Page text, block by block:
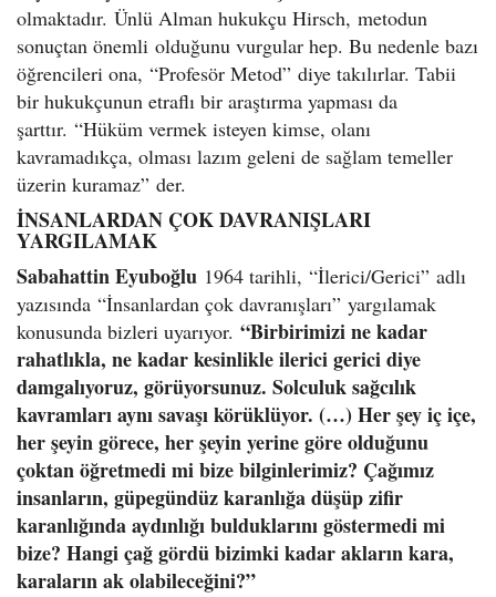
olmaktadır. Ünlü Alman hukukçu Hirsch, metodun
sonuçtan önemli olduğunu vurgular hep. Bu nedenle bazı
öğrencileri ona, “Profesör Metod” diye takılırlar. Tabii
bir hukukçunun etraflı bir araştırma yapması da
şarttır. “Hüküm vermek isteyen kimse, olanı
kavramadıkça, olması lazım geleni de sağlam temeller
üzerin kuramaz” der.
İNSANLARDAN ÇOK DAVRANIŞLARI
YARGILAMAK
Sabahattin Eyuboğlu 1964 tarihli, “İlerici/Gerici” adlı
yazısında “İnsanlardan çok davranışları” yargılamak
konusunda bizleri uyarıyor. “Birbirimizi ne kadar
rahatlıkla, ne kadar kesinlikle ilerici gerici diye
damgalıyoruz, görüyorsunuz. Solculuk sağcılık
kavramları aynı savaşı körüklüyor. (…) Her şey iç içe,
her şeyin görece, her şeyin yerine göre olduğunu
çoktan öğretmedi mi bize bilginlerimiz? Çağımız
insanların, güpegündüz karanlığa düşüp zifir
karanlığında aydınlığı bulduklarını göstermedi mi
bize? Hangi çağ gördü bizimki kadar akların kara,
karaların ak olabileceğini?”